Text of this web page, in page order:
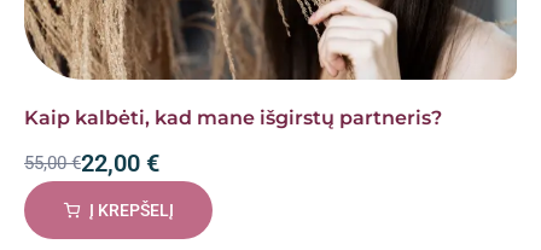
Kaip kalbėti, kad mane išgirstų partneris?
55,00€22,00 €
Į KREPŠELĮ